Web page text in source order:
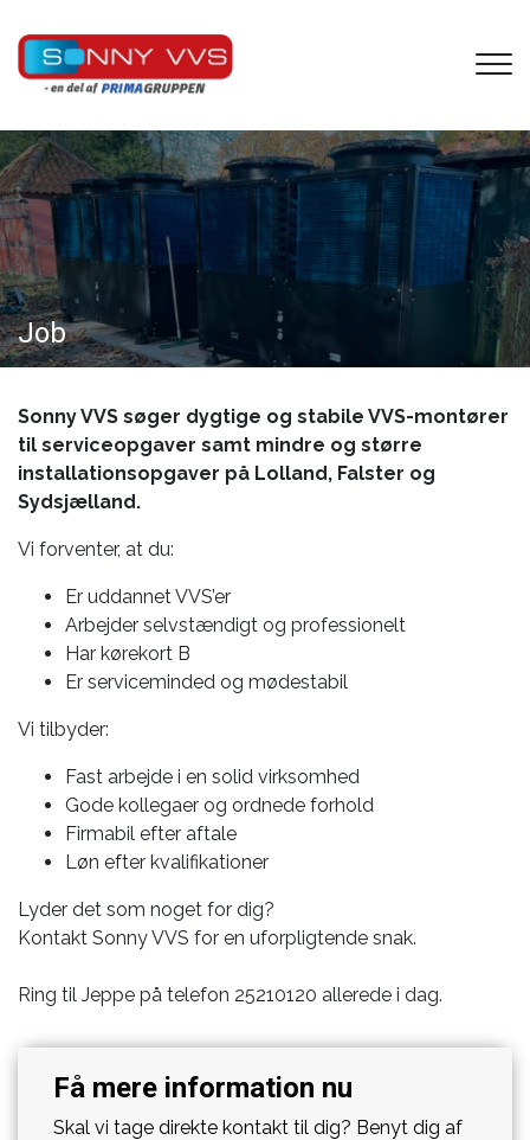
til
hovedindhold
Job
Sonny VVS søger dygtige og stabile VVS-montører
til serviceopgaver samt mindre og større
installationsopgaver på Lolland, Falster og
Sydsjælland.
Vi forventer, at du:
Er uddannet VVS’er
Arbejder selvstændigt og professionelt
Har kørekort B
Er serviceminded og mødestabil
Vi tilbyder:
Fast arbejde i en solid virksomhed
Gode kollegaer og ordnede forhold
Firmabil efter aftale
Løn efter kvalifikationer
Lyder det som noget for dig?
Kontakt Sonny VVS for en uforpligtende snak.
Ring til Jeppe på telefon 25210120 allerede i dag.
Få mere information nu
Skal vi tage direkte kontakt til dig? Benyt dig af